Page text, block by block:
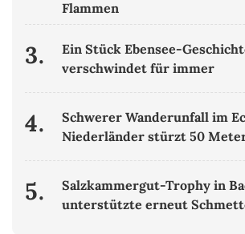
Flammen
3.
Ein Stück Ebensee-
verschwindet für immer
4.
Schwerer Wanderunfall im
Niederländer stürzt 50
5.
Salzkammergut-Trophy in
unterstützte erneut